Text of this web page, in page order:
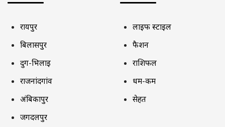
रायपुर
बिलासपुर
दुर्ग-भिलाई
राजनांदगांव
अंबिकापुर
जगदलपुर
लाइफ स्टाइल
फैशन
राशिफल
धर्म-कर्म
सेहत